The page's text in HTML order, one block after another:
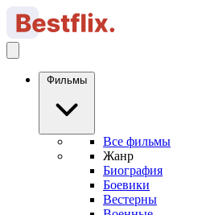
Фильмы
Все фильмы
Жанр
Биография
Боевики
Вестерны